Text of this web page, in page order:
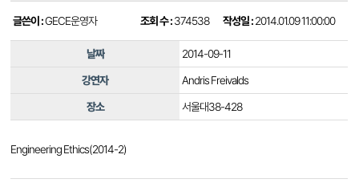
글쓴이 :GECE운영자 조회 수 :374538 작성일 :2014.01.09 11:00:00
날짜 2014-09-11
강연자 Andris Freivalds
장소 서울대38-428
Engineering Ethics(2014-2)